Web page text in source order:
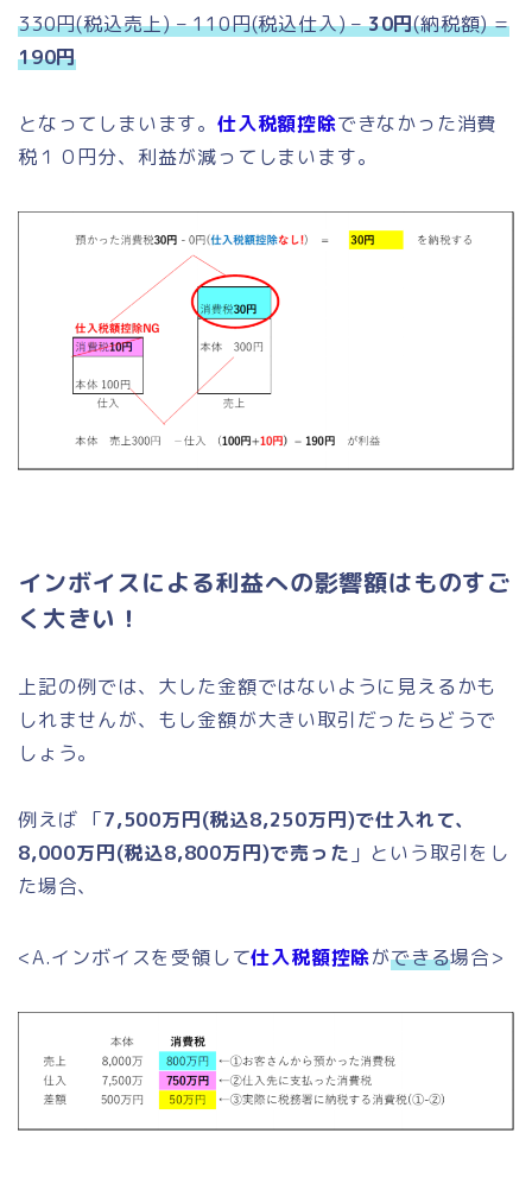
330円(税込売上) – 110円(税込仕入) –30円(納税額) =
190円
となってしまいます。 仕入税額控除できなかった消費
税１０円分、利益が減ってしまいます。
インボイスによる利益への影響額はものすご
く大きい！
上記の例では、大した金額ではないように見えるかも
しれませんが、もし金額が大きい取引だったらどうで
しょう。
例えば 「7,500万円(税込8,250万円)で仕入れて、
8,000万円(税込8,800万円)で売った 」という取引をし
た場合、
<A.インボイスを受領して仕入税額控除ができる場合>